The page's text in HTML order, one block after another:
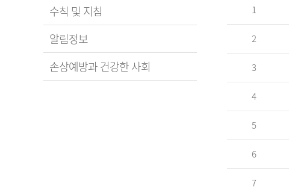
수칙 및 지침
알림정보
손상예방과 건강한 사회
1
2
3
4
5
6
7